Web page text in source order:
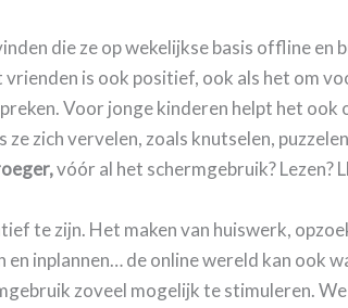
die ze op wekelijkse basis offline en
is ook positief, ook als het om
Voor jonge kinderen helpt het ook
zich vervelen, zoals knutselen,
vóór al het schermgebruik? Lezen?
te zijn. Het maken van huiswerk,
inplannen… de online wereld kan ook
zoveel mogelijk te stimuleren.